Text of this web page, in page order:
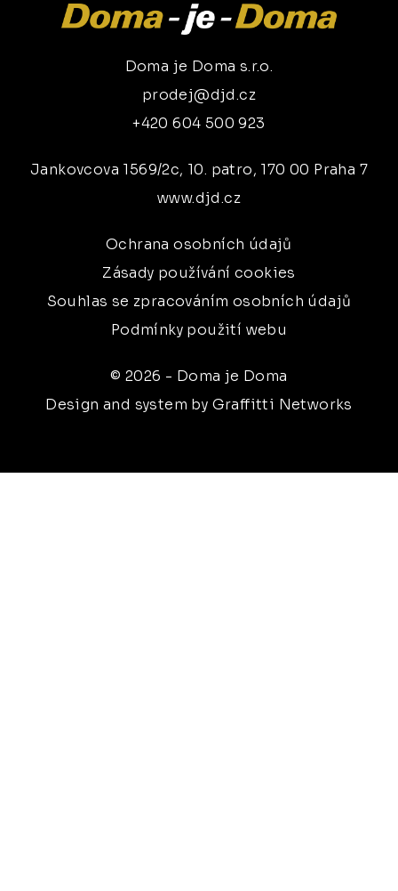
Doma je Doma s.r.o.
prodej@djd.cz
+420 604 500 923
Jankovcova 1569/2c, 10. patro, 170 00 Praha 7
www.djd.cz
Ochrana osobních údajů
Zásady používání cookies
Souhlas se zpracováním osobních údajů
Podmínky použití webu
© 2026 - Doma je Doma
Design and system by Graffitti Networks